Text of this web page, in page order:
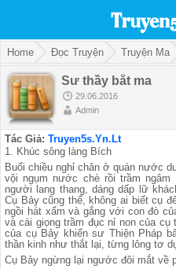
Home Đọc Truyện Truyện Ma
Sư thầy bắt ma
29.06.2016
Admin
Tác Giả: Truyen5s.Yn.Lt
1. Khúc sông làng Bích
Buổi chiều nghỉ chân ở quán nước
vội ngụm nước chè rồi trầm
người lang thang, dáng dấp lữ
Cụ Bảy cũng thế, không ai biết cụ
ngồi hát xẩm và gắng với con đò
và cái giọng trầm đục nỉ non của
của cụ Bảy khiến sư Thiện Pháp
thần kinh như thắt lại, từng lông tơ
Cụ Bảy ngừng lại ngước đôi mắt về